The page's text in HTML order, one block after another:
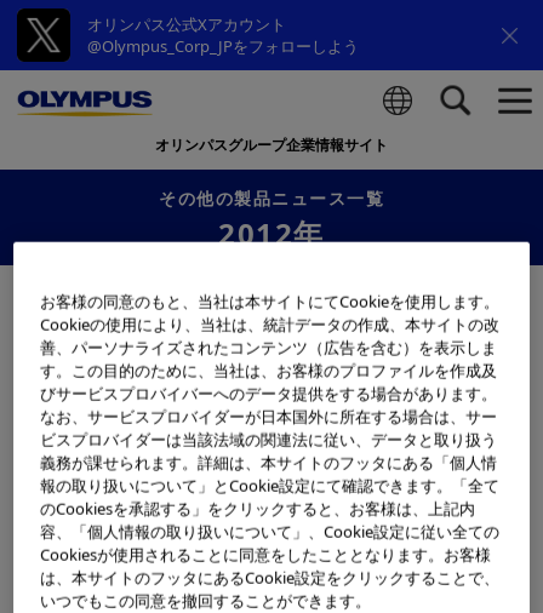
オリンパス公式Xアカウント
@Olympus_Corp_JPをフォローしよう
オリンパスグループ企業情報サイト
その他の製品ニュース一覧
2012年
表示
お客様の同意のもと、当社は本サイトにてCookieを使用します。
Cookieの使用により、当社は、統計データの作成、本サイトの改
善、パーソナライズされたコンテンツ（広告を含む）を表示しま
す。この目的のために、当社は、お客様のプロファイルを作成及
びサービスプロバイバーへのデータ提供をする場合があります。
なお、サービスプロバイダーが日本国外に所在する場合は、サー
ビスプロバイダーは当該法域の関連法に従い、データと取り扱う
義務が課せられます。詳細は、本サイトのフッタにある「個人情
報の取り扱いについて」とCookie設定にて確認できます。「全て
のCookiesを承認する」をクリックすると、お客様は、上記内
容、「個人情報の取り扱いについて」、Cookie設定に従い全ての
Cookiesが使用されることに同意をしたこととなります。お客様
は、本サイトのフッタにあるCookie設定をクリックすることで、
いつでもこの同意を撤回することができます。